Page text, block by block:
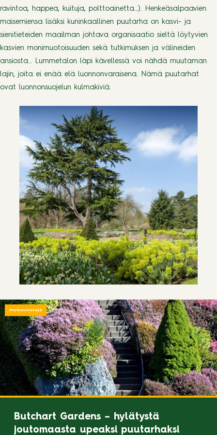
ravintoa, happea, kuituja, polttoainetta…). Henkeäsalpaavien
maisemiensa lisäksi kuninkaallinen puutarha on kasvi- ja
sienitieteiden maailman johtava organisaatio sieltä löytyvien
kasvien monimuotoisuuden sekä tutkimuksen ja välineiden
ansiosta… Lummetalon läpi kävellessä voi nähdä muutaman
lajin, joita ei enää elä luonnonvaraisena. Nämä puutarhat
ovat luonnonsuojelun kulmakiviä.
Butchart Gardens – hylätystä
joutomaasta upeaksi puutarhaksi
Matkavinkkejä